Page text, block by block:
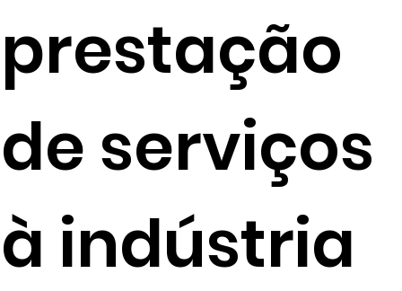
prestação
de serviços
à indústria